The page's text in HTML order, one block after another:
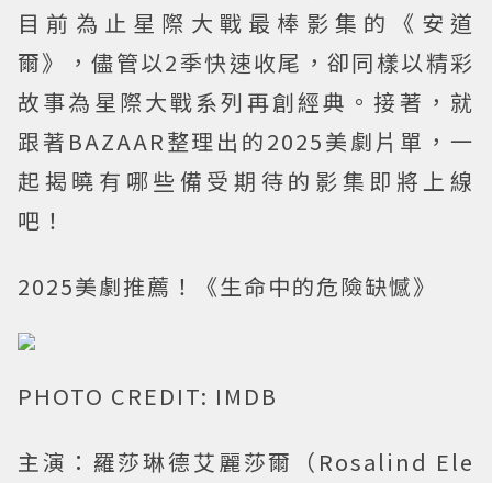
目前為止星際大戰最棒影集的《安道
爾》，儘管以2季快速收尾，卻同樣以精彩
故事為星際大戰系列再創經典。接著，就
跟著BAZAAR整理出的2025美劇片單，一
起揭曉有哪些備受期待的影集即將上線
吧！
2025美劇推薦！《生命中的危險缺憾》
PHOTO CREDIT: IMDB
主演：羅莎琳德艾麗莎爾（Rosalind Ele